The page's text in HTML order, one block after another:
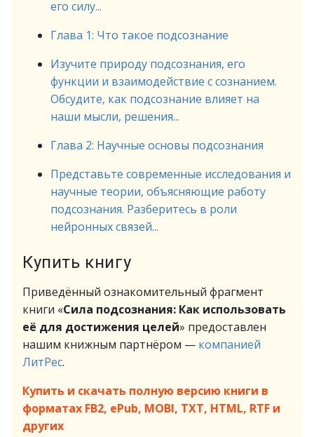
его силу...
Глава 1: Что такое подсознание
Изучите природу подсознания, его
функции и взаимодействие с сознанием.
Обсудите, как подсознание влияет на
наши мысли, решения...
Глава 2: Научные основы подсознания
Представьте современные исследования и
научные теории, объясняющие работу
подсознания. Разберитесь в роли
нейронных связей...
Купить книгу
Приведённый ознакомительный фрагмент
книги «Сила подсознания: Как использовать
её для достижения целей» предоставлен
нашим книжным партнёром — компанией
ЛитРес.
Купить и скачать полную версию книги в
форматах FB2, ePub, MOBI, TXT, HTML, RTF и
других